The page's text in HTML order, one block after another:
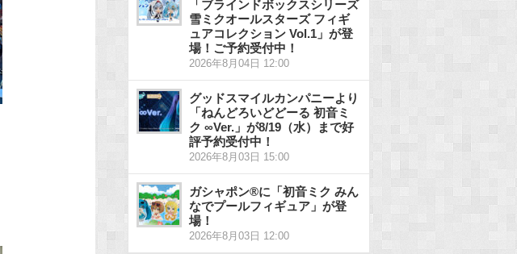
「ブラインドボックスシリーズ
雪ミクオールスターズ フィギ
ュアコレクション Vol.1」が登
場！ご予約受付中！
2026年8月04日 12:00
グッドスマイルカンパニーより
「ねんどろいどどーる 初音ミ
ク ∞Ver.」が8/19（水）まで好
評予約受付中！
2026年8月03日 15:00
ガシャポン®に「初音ミク みん
なでプールフィギュア」が登
場！
2026年8月03日 12:00